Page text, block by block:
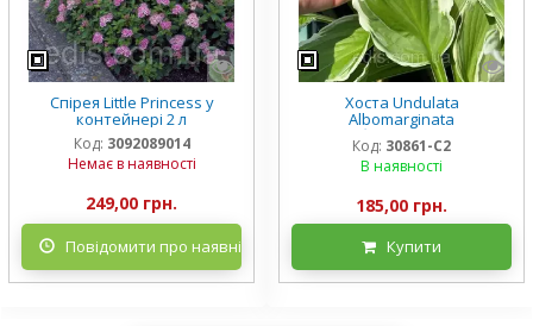
Спірея Little Princess у
контейнері 2 л
Код: 3092089014
Немає в наявності
249,00 грн.
Повідомити про наявність
Хоста Undulata
Albomarginata
(Альбомарджината)
контейнер 2 л, 3/+ розетки
Код: 30861-С2
В наявності
185,00 грн.
Купити